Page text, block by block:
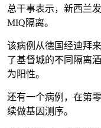
总干事表示，新西兰
MIQ隔离。
该病例从德国经迪拜
了基督城的不同隔离
为阳性。
还有一个病例，在第
续做基因测序。